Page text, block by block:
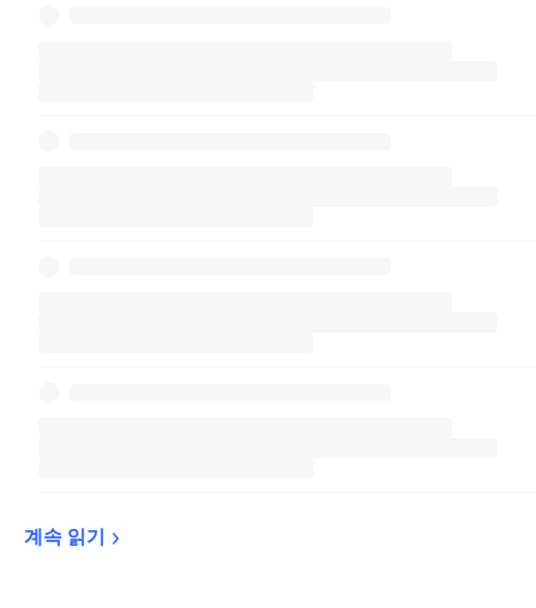
계속 읽기